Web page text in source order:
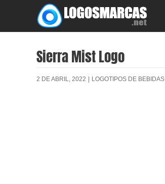
content
Sierra Mist Logo
2 DE ABRIL, 2022 | LOGOTIPOS DE BEBIDAS